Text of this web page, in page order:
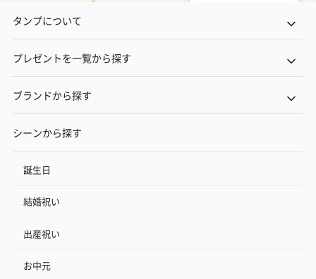
タンプについて
プレゼントを一覧から探す
ブランドから探す
シーンから探す
誕生日
結婚祝い
出産祝い
お中元